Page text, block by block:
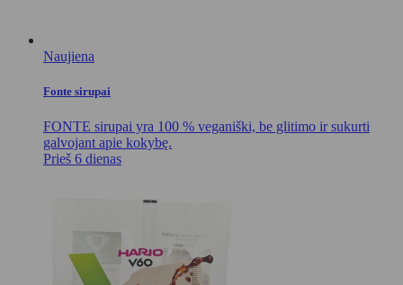
Naujiena
Fonte sirupai
FONTE sirupai yra 100 % veganiški, be glitimo ir sukurti
galvojant apie kokybę.
Prieš 6 dienas